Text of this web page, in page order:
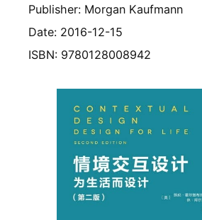
Publisher: Morgan Kaufmann
Date: 2016-12-15
ISBN: 9780128008942